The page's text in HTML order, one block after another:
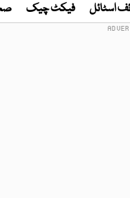
اسٹائل فیکٹ چیک